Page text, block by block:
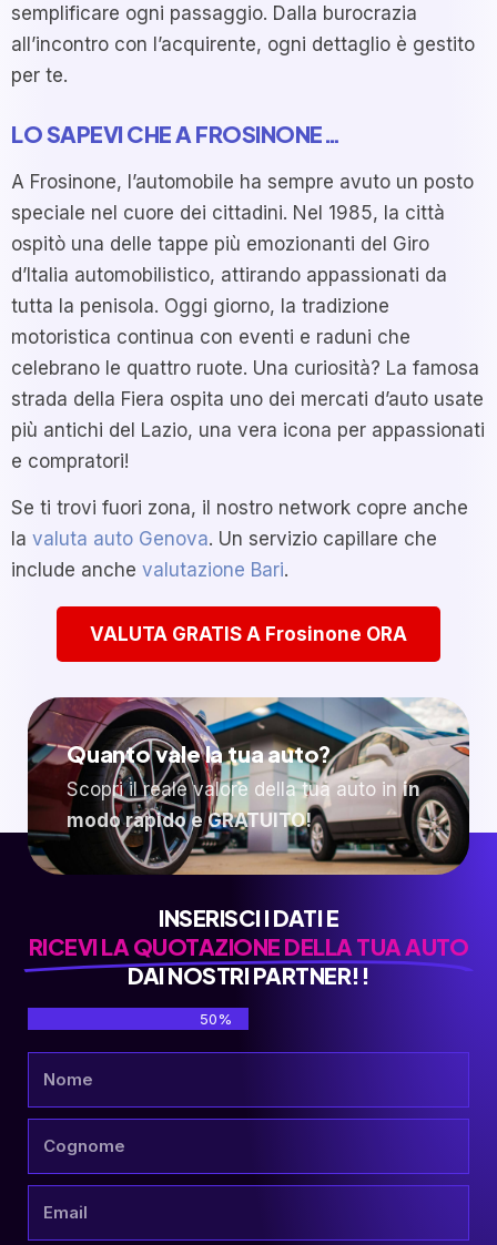
semplificare ogni passaggio. Dalla burocrazia
all’incontro con l’acquirente, ogni dettaglio è gestito
per te.
LO SAPEVI CHE A FROSINONE…
A Frosinone, l’automobile ha sempre avuto un posto
speciale nel cuore dei cittadini. Nel 1985, la città
ospitò una delle tappe più emozionanti del Giro
d’Italia automobilistico, attirando appassionati da
tutta la penisola. Oggi giorno, la tradizione
motoristica continua con eventi e raduni che
celebrano le quattro ruote. Una curiosità? La famosa
strada della Fiera ospita uno dei mercati d’auto usate
più antichi del Lazio, una vera icona per appassionati
e compratori!
Se ti trovi fuori zona, il nostro network copre anche
la valuta auto Genova. Un servizio capillare che
include anche valutazione Bari.
VALUTA GRATIS A Frosinone ORA
Quanto vale la tua auto?
Scopri il reale valore della tua auto in in
modo rapido e GRATUITO!
INSERISCI I DATI E
RICEVI LA QUOTAZIONE DELLA TUA AUTO
DAI NOSTRI PARTNER!!
50%